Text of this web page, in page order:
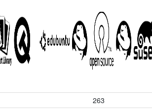
263